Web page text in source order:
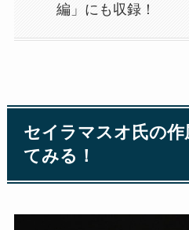
編」にも収録！
セイラマスオ氏の
てみる！